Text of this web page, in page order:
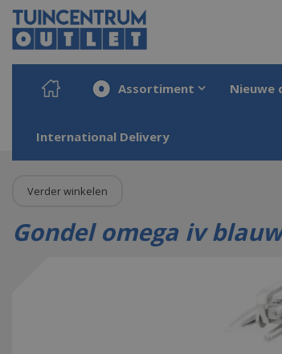
Ga
naar
content
Home Producten Kerst
Assortiment Nieuwe
International Delivery
Verder winkelen
Gondel omega iv